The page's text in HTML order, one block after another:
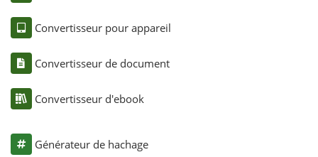
Convertisseur pour appareil
Convertisseur de document
Convertisseur d'ebook
Générateur de hachage